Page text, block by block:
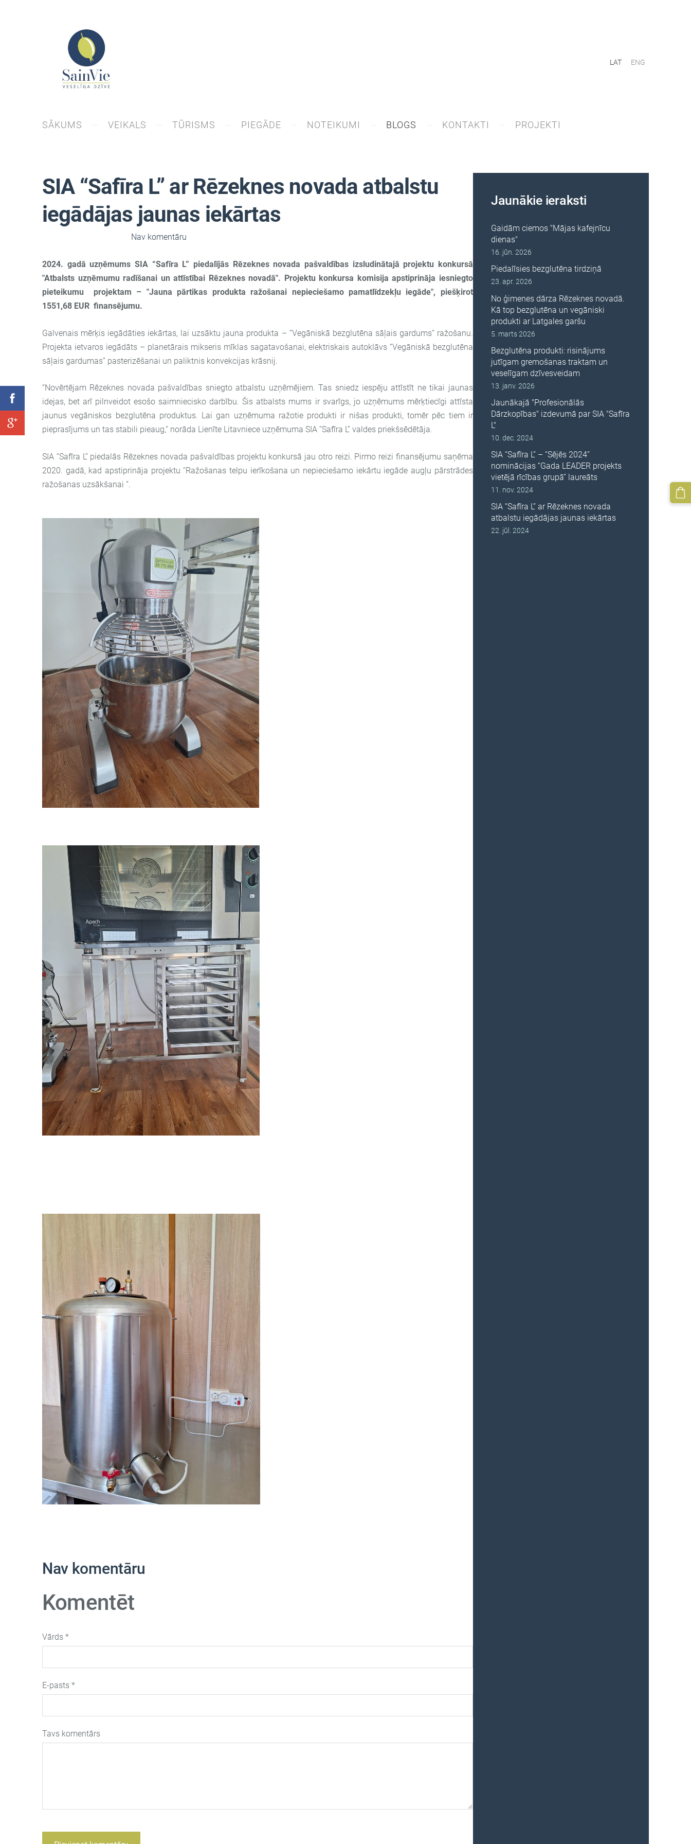
SĀKUMS VEIKALS TŪRISMS PIEGĀDE NOTEIKUMI BLOGS KONTAKTI PROJEKTI
LAT ENG
Jaunākie ieraksti
Gaidām ciemos "Mājas kafejnīcu
dienas"
16. jūn. 2026
Piedalīsies bezglutēna tirdziņā
23. apr. 2026
No ģimenes dārza Rēzeknes novadā.
Kā top bezglutēna un vegāniski
produkti ar Latgales garšu
5. marts 2026
Bezglutēna produkti: risinājums
jutīgam gremošanas traktam un
veselīgam dzīvesveidam
13. janv. 2026
Jaunākajā "Profesionālās
Dārzkopības" izdevumā par SIA "Safīra
L"
10. dec. 2024
SIA “Safīra L” – “Sējēs 2024”
nominācijas “Gada LEADER projekts
vietējā rīcības grupā” laureāts
11. nov. 2024
SIA “Safīra L” ar Rēzeknes novada
atbalstu iegādājas jaunas iekārtas
22. jūl. 2024
SIA “Safīra L” ar Rēzeknes novada atbalstu
iegādājas jaunas iekārtas
Nav komentāru
2024. gadā uzņēmums SIA “Safīra L” piedalījās Rēzeknes novada pašvaldības izsludinātajā projektu konkursā
"Atbalsts uzņēmumu radīšanai un attīstībai Rēzeknes novadā". Projektu konkursa komisija apstiprināja iesniegto
pieteikumu projektam – "Jauna pārtikas produkta ražošanai nepieciešamo pamatlīdzekļu iegāde", piešķirot
1551,68 EUR finansējumu.
Galvenais mērķis iegādāties iekārtas, lai uzsāktu jauna produkta – “Vegāniskā bezglutēna sāļais gardums” ražošanu.
Projekta ietvaros iegādāts – planetārais mikseris mīklas sagatavošanai, elektriskais autoklāvs “Vegāniskā bezglutēna
sāļais gardumas” pasterizēšanai un paliktnis konvekcijas krāsnij.
“Novērtējam Rēzeknes novada pašvaldības sniegto atbalstu uzņēmējiem. Tas sniedz iespēju attīstīt ne tikai jaunas
idejas, bet arī pilnveidot esošo saimniecisko darbību. Šis atbalsts mums ir svarīgs, jo uzņēmums mērķtiecīgi attīsta
jaunus vegāniskos bezglutēna produktus. Lai gan uzņēmuma ražotie produkti ir nišas produkti, tomēr pēc tiem ir
pieprasījums un tas stabili pieaug,” norāda Lienīte Litavniece uzņēmuma SIA “Safīra L” valdes priekšsēdētāja.
SIA “Safīra L” piedalās Rēzeknes novada pašvaldības projektu konkursā jau otro reizi. Pirmo reizi finansējumu saņēma
2020. gadā, kad apstiprināja projektu “Ražošanas telpu ierīkošana un nepieciešamo iekārtu iegāde augļu pārstrādes
ražošanas uzsākšanai ”.
Nav komentāru
Komentēt
Vārds *
E-pasts *
Tavs komentārs